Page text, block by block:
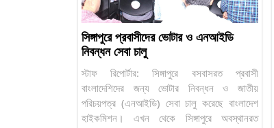
সিঙ্গাপুরে প্রবাসীদের ভোটার ও এনআইডি
নিবন্ধন সেবা চালু
স্টাফ রিপোর্টার: সিঙ্গাপুরে বসবাসরত প্রবাসী
বাংলাদেশিদের জন্য ভোটার নিবন্ধন ও জাতীয়
পরিচয়পত্র (এনআইডি) সেবা চালু করেছে বাংলাদেশ
হাইকমিশন। এখন থেকে সিঙ্গাপুরে অবস্থানরত